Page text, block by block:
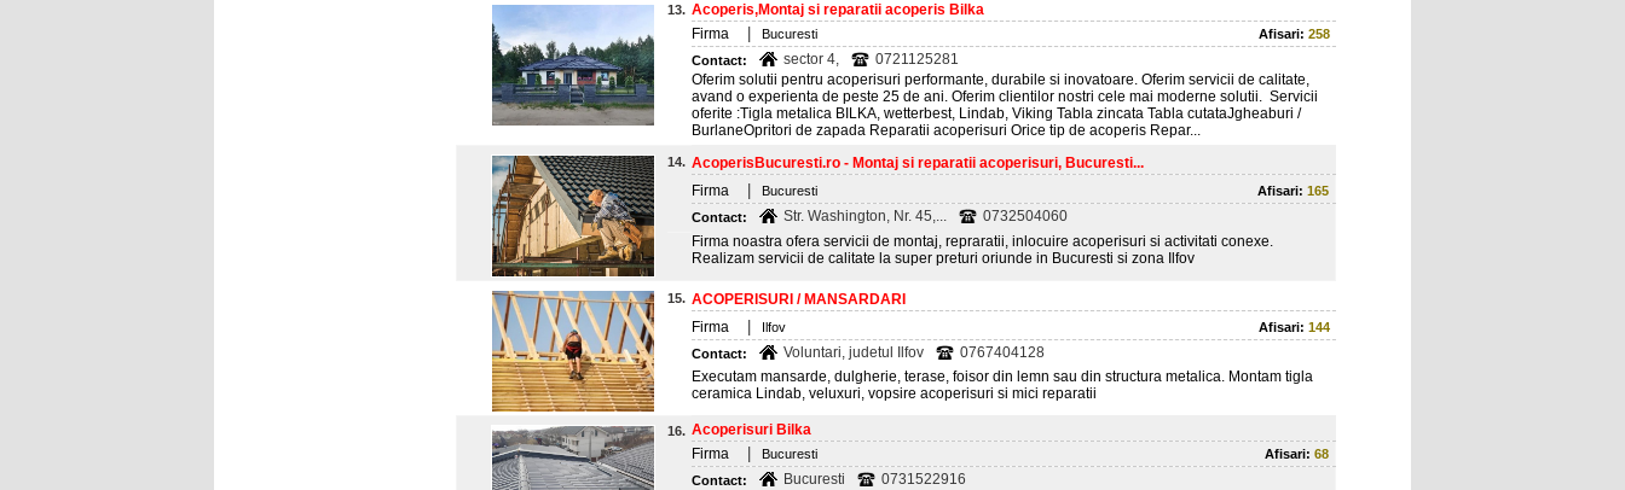
13. Acoperis,Montaj si reparatii acoperis Bilka
Firma
Bucuresti Afisari: 258
Contact:
sector 4,
0721125281
Oferim solutii pentru acoperisuri performante, durabile si inovatoare. Oferim servicii de calitate,
avand o experienta de peste 25 de ani. Oferim clientilor nostri cele mai moderne solutii. Servicii
oferite :Tigla metalica BILKA, wetterbest, Lindab, Viking Tabla zincata Tabla cutataJgheaburi /
BurlaneOpritori de zapada Reparatii acoperisuri Orice tip de acoperis Repar...
14. AcoperisBucuresti.ro - Montaj si reparatii acoperisuri, Bucuresti...
Firma
Bucuresti Afisari: 165
Contact:
Str. Washington, Nr. 45,...
0732504060
Firma noastra ofera servicii de montaj, repraratii, inlocuire acoperisuri si activitati conexe.
Realizam servicii de calitate la super preturi oriunde in Bucuresti si zona Ilfov
15. ACOPERISURI / MANSARDARI
Firma
Ilfov Afisari: 144
Contact:
Voluntari, judetul Ilfov
0767404128
Executam mansarde, dulgherie, terase, foisor din lemn sau din structura metalica. Montam tigla
ceramica Lindab, veluxuri, vopsire acoperisuri si mici reparatii
16. Acoperisuri Bilka
Firma
Bucuresti Afisari: 68
Contact:
Bucuresti
0731522916